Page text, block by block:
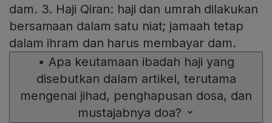
dam. 3. Haji Qiran: haji dan umrah dilakukan
bersamaan dalam satu niat; jamaah tetap
dalam ihram dan harus membayar dam.
• Apa keutamaan ibadah haji yang
disebutkan dalam artikel, terutama
mengenai jihad, penghapusan dosa, dan
mustajabnya doa?